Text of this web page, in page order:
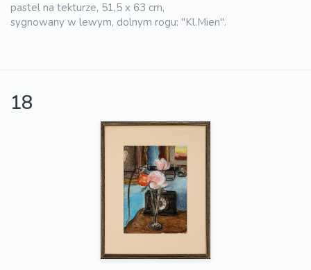
pastel na tekturze, 51,5 x 63 cm,
sygnowany w lewym, dolnym rogu: "Kl.Mien".
18